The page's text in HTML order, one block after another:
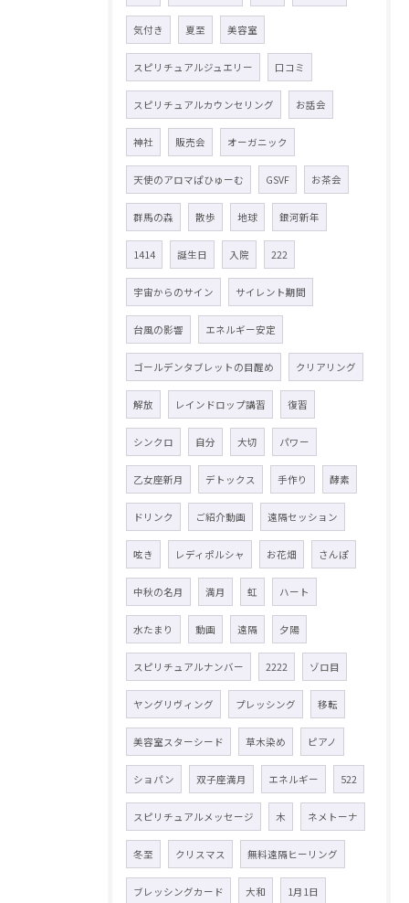
気付き 夏至 美容室
スピリチュアルジュエリー 口コミ
スピリチュアルカウンセリング お話会
神社 販売会 オーガニック
天使のアロマぱひゅーむ GSVF お茶会
群馬の森 散歩 地球 銀河新年
1414 誕生日 入院 222
宇宙からのサイン サイレント期間
台風の影響 エネルギー安定
ゴールデンタブレットの目醒め クリアリング
解放 レインドロップ講習 復習
シンクロ 自分 大切 パワー
乙女座新月 デトックス 手作り 酵素
ドリンク ご紹介動画 遠隔セッション
呟き レディポルシャ お花畑 さんぽ
中秋の名月 満月 虹 ハート
水たまり 動画 遠隔 夕陽
スピリチュアルナンバー 2222 ゾロ目
ヤングリヴィング プレッシング 移転
美容室スターシード 草木染め ピアノ
ショパン 双子座満月 エネルギー 522
スピリチュアルメッセージ 木 ネメトーナ
冬至 クリスマス 無料遠隔ヒーリング
ブレッシングカード 大和 1月1日